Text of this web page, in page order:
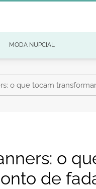
MODA NUPCIAL
o que tocam
o
de